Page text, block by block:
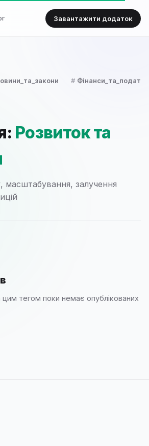
Завантажити додаток
Фінанси_та_податки
Розвиток та
масштабування, залучення
цим тегом поки немає опублікованих